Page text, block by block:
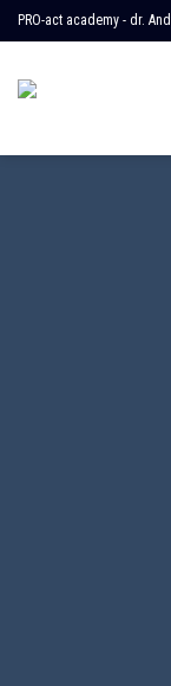
Skoči
na
vsebino
PRO-act academy - dr.